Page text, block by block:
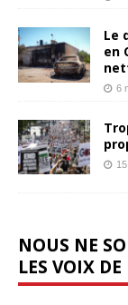
Le
en
6
NOUS NE
LES VOIX